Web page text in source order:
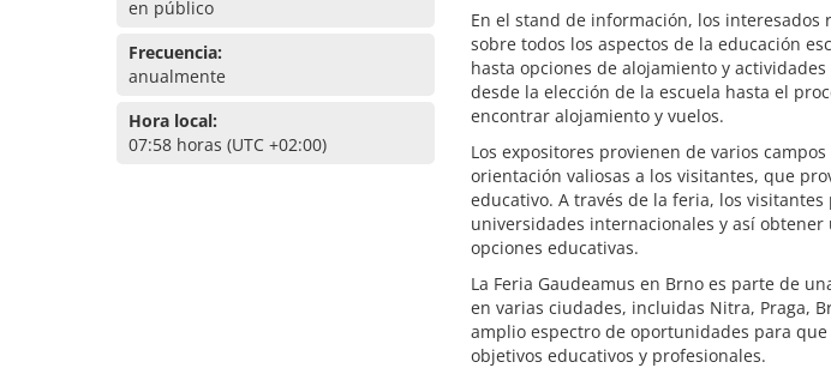
en público
Frecuencia:
anualmente
Hora local:
07:58 horas (UTC +02:00)
En el stand de información, los
sobre todos los aspectos de la educación
hasta opciones de alojamiento y
desde la elección de la escuela hasta el
encontrar alojamiento y vuelos.
Los expositores provienen de varios
orientación valiosas a los visitantes, que
educativo. A través de la feria, los
universidades internacionales y así
opciones educativas.
La Feria Gaudeamus en Brno es parte de
en varias ciudades, incluidas Nitra, Praga,
amplio espectro de oportunidades para
objetivos educativos y profesionales.